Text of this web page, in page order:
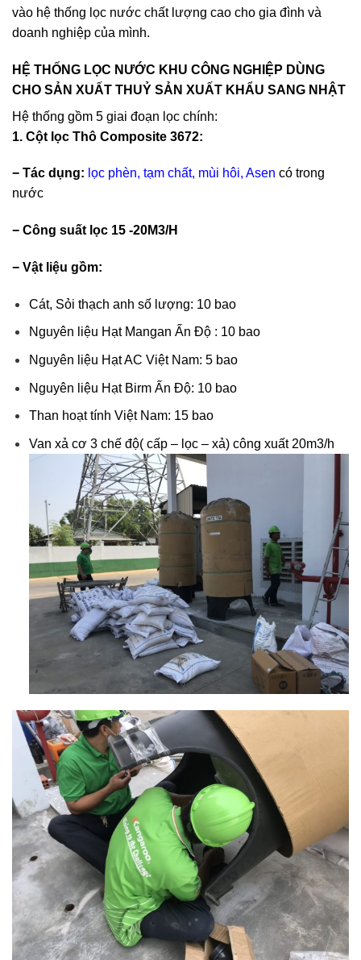
vào hệ thống lọc nước chất lượng cao cho gia đình và
doanh nghiệp của mình.
HỆ THỐNG LỌC NƯỚC KHU CÔNG NGHIỆP DÙNG
CHO SẢN XUẤT THUỶ SẢN XUẤT KHẨU SANG NHẬT
Hệ thống gồm 5 giai đoạn lọc chính:
1. Cột lọc Thô Composite 3672:
− Tác dụng: lọc phèn, tạm chất, mùi hôi, Asen có trong
nước
− Công suất lọc 15 -20M3/H
− Vật liệu gồm:
Cát, Sỏi thạch anh số lượng: 10 bao
Nguyên liệu Hạt Mangan Ấn Độ : 10 bao
Nguyên liệu Hạt AC Việt Nam: 5 bao
Nguyên liệu Hạt Birm Ấn Độ: 10 bao
Than hoạt tính Việt Nam: 15 bao
Van xả cơ 3 chế độ( cấp – lọc – xả) công xuất 20m3/h